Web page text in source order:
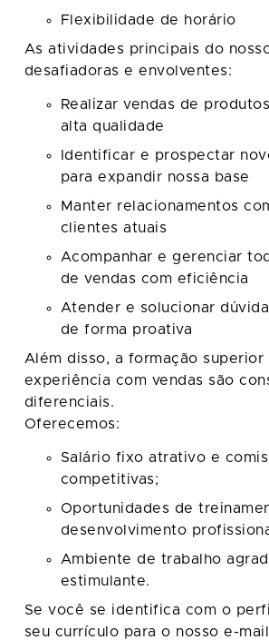
Flexibilidade de horário
As atividades principais do
desafiadoras e envolventes:
Realizar vendas de
alta qualidade
Identificar e prospectar
para expandir nossa base
Manter relacionamentos
clientes atuais
Acompanhar e gerenciar
de vendas com eficiência
Atender e solucionar
de forma proativa
Além disso, a formação superior
experiência com vendas são
diferenciais.
Oferecemos:
Salário fixo atrativo e
competitivas;
Oportunidades de
desenvolvimento
Ambiente de trabalho
estimulante.
Se você se identifica com o
seu currículo para o nosso e-